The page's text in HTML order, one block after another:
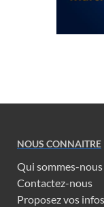
NOUS CONNAITRE
Qui sommes-nous
Contactez-nous
Proposez vos infos